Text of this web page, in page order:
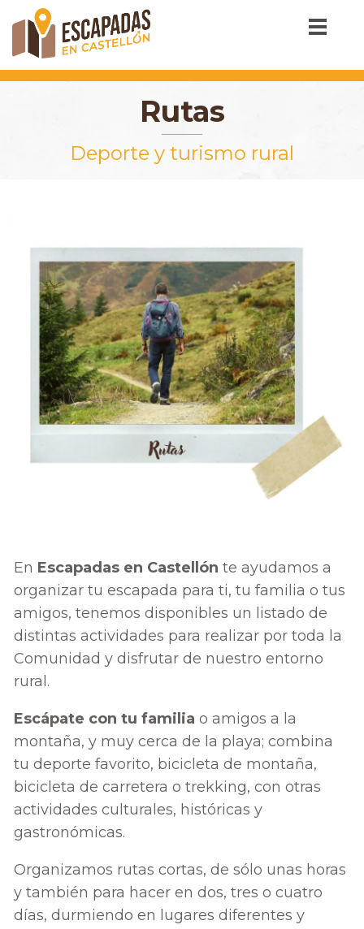
Rutas
Deporte y turismo rural
En Escapadas en Castellón te ayudamos a
organizar tu escapada para ti, tu familia o tus
amigos, tenemos disponibles un listado de
distintas actividades para realizar por toda la
Comunidad y disfrutar de nuestro entorno
rural.
Escápate con tu familia o amigos a la
montaña, y muy cerca de la playa; combina
tu deporte favorito, bicicleta de montaña,
bicicleta de carretera o trekking, con otras
actividades culturales, históricas y
gastronómicas.
Organizamos rutas cortas, de sólo unas horas
y también para hacer en dos, tres o cuatro
días, durmiendo en lugares diferentes y